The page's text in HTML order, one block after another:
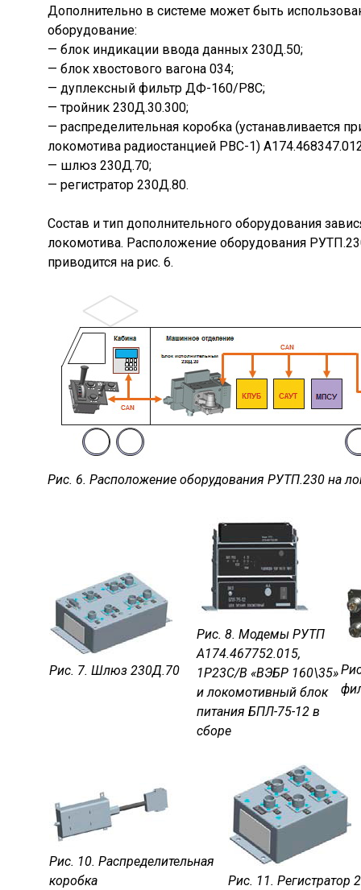
Дополнительно в системе может быть
оборудование:
— блок индикации ввода данных 230Д.50;
— блок хвостового вагона 034;
— дуплексный фильтр ДФ-160/Р8С;
— тройник 230Д.30.300;
— распределительная коробка (устанавливается
локомотива радиостанцией РВС-1)
— шлюз 230Д.70;
— регистратор 230Д.80.
Состав и тип дополнительного оборудования
локомотива. Расположение оборудования
приводится на рис. 6.
Рис. 6. Расположение оборудования РУТП.230 на
Рис. 7. Шлюз 230Д.70
Рис. 8. Модемы РУТП
А174.467752.015,
1Р23С/В «ВЭБР 160\35»
и локомотивный блок
питания БПЛ-75-12 в
сборе
Рис. 10. Распределительная
коробка
Рис. 11. Регистратор